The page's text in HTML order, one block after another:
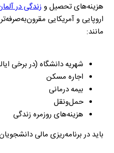
هزینه‌های تحصیل وزندگی در
اروپایی و آمریکایی
مانند:
شهریه دانشگاه (در برخی
اجاره مسکن
بیمه درمانی
حمل‌ونقل
هزینه‌های روزمره زندگی
باید در برنامه‌ریزی مالی